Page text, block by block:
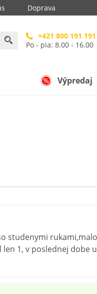
Doprava
+421 800 191 191
Po - pia: 8.00 - 16.00
Výpredaj
studenymi
1, v poslednej dobe